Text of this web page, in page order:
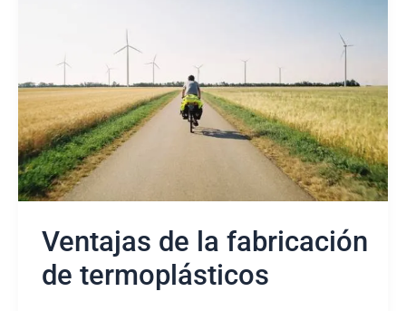
Ventajas de la fabricación
de termoplásticos
termoplásticos